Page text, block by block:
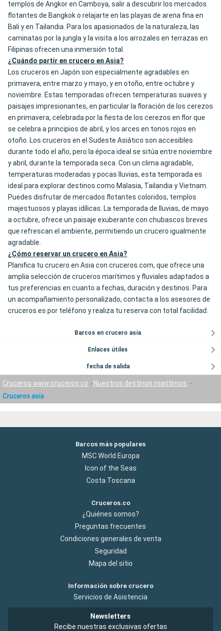
templos de Angkor en Camboya, salir a descubrir los mercados
flotantes de Bangkok o relajarte en las playas de arena fina en
Bali y en Tailandia. Para los apasionados de la naturaleza, las
caminatas por la jungla y la visita a los arrozales en terrazas en
Filipinas ofrecen una inmersión total.
¿Cuándo partir en crucero en Asia?
Los cruceros en Japón son especialmente agradables en
primavera, entre marzo y mayo, y en otoño, entre octubre y
noviembre. Estas temporadas ofrecen temperaturas suaves y
paisajes impresionantes, en particular la floración de los cerezos
en primavera, celebrada por la fiesta de los cerezos en flor que
se celebra a principios de abril, y los arces en tonos rojos en
otoño. Los cruceros en el Sudeste Asiático son accesibles
durante todo el año, pero la época ideal se sitúa entre noviembre
y abril, durante la temporada seca. Con un clima agradable,
temperaturas moderadas y pocas lluvias, esta temporada es
ideal para explorar destinos como Malasia, Tailandia y Vietnam.
Puedes disfrutar de mercados flotantes coloridos, templos
majestuosos y playas idílicas. La temporada de lluvias, de mayo
a octubre, ofrece un paisaje exuberante con chubascos breves
que refrescan el ambiente, permitiendo un crucero igualmente
agradable.
¿Cómo reservar un crucero en Asia?
Planifica tu crucero en Asia con cruceros.com, que ofrece una
amplia selección de cruceros marítimos y fluviales adaptados a
tus preferencias en cuanto a fechas, duración y destinos. Para
un acompañamiento personalizado, contacta a los asesores de
cruceros.es por teléfono y realiza tu reserva con total facilidad.
Barcos en crucero asia
Enlaces útiles
fecha de salida
Cruceros www.cruceros.co
Nuestros destinos marítimos
Cruceros asia
Barcos más populares
MSC World Europa
Icon of the Seas
Costa Toscana
Cruceros.co
¿Quiénes somos?
Preguntas frecuentes
Condiciones generales de venta
Seguridad
Mapa del sitio
Información sobre crucero
Servicios de Asistencia
Newsletters
Recibe nuestras exclusivas ofertas